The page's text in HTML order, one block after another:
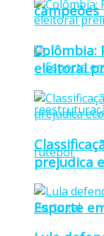
campeões
Esporte
Colômbia:
eleitoral
prejudica